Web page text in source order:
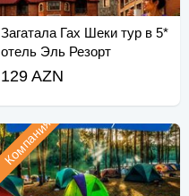
Загатала Гах Шеки тур в 5*
отель Эль Резорт
129 AZN
Компания